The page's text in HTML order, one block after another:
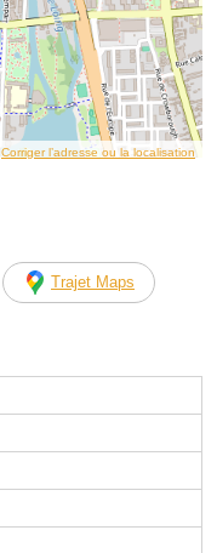
Corriger l’adresse ou la localisation
Trajet Maps